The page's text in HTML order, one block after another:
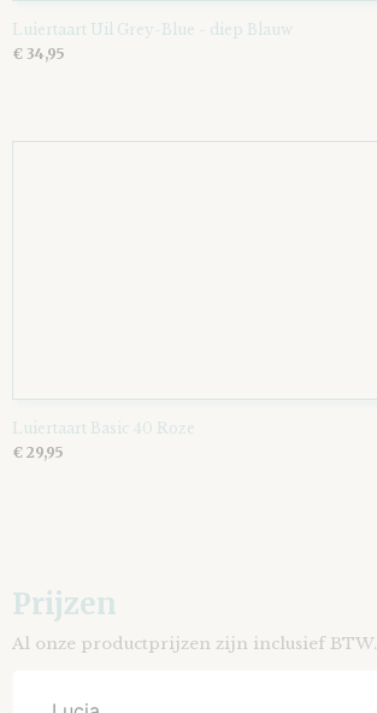
Luiertaart Uil Grey-Blue - diep Blauw
€ 34,95
Luiertaart Basic 40 Roze
€ 29,95
Prijzen
Al onze productprijzen zijn inclusief BTW.